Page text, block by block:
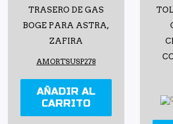
TRASERO DE GAS
BOGE PARA ASTRA,
ZAFIRA
AMORTSUSP278
AÑADIR AL
CARRITO